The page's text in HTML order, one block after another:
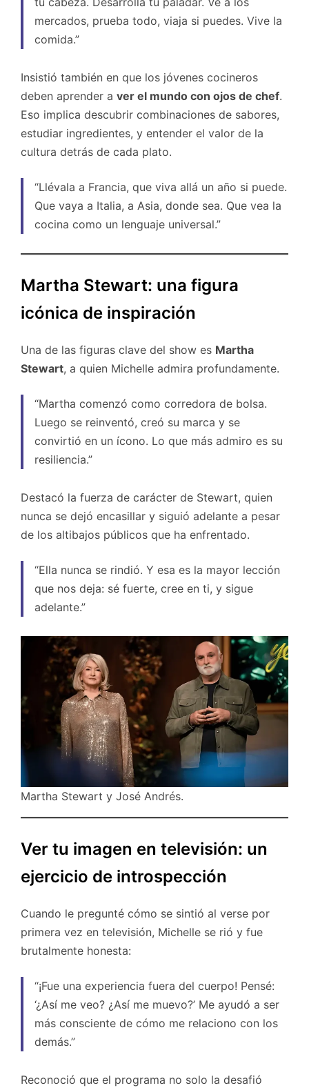
mercados, prueba todo, viaja si puedes. Vive la
comida.”
Insistió también en que los jóvenes cocineros
deben aprender a ver el mundo con ojos de chef.
Eso implica descubrir combinaciones de sabores,
estudiar ingredientes, y entender el valor de la
cultura detrás de cada plato.
“Llévala a Francia, que viva allá un año si puede.
Que vaya a Italia, a Asia, donde sea. Que vea la
cocina como un lenguaje universal.”
Martha Stewart: una figura
icónica de inspiración
Una de las figuras clave del show es Martha
Stewart, a quien Michelle admira profundamente.
“Martha comenzó como corredora de bolsa.
Luego se reinventó, creó su marca y se
convirtió en un ícono. Lo que más admiro es su
resiliencia.”
Destacó la fuerza de carácter de Stewart, quien
nunca se dejó encasillar y siguió adelante a pesar
de los altibajos públicos que ha enfrentado.
“Ella nunca se rindió. Y esa es la mayor lección
que nos deja: sé fuerte, cree en ti, y sigue
adelante.”
Martha Stewart y José Andrés.
Ver tu imagen en televisión: un
ejercicio de introspección
Cuando le pregunté cómo se sintió al verse por
primera vez en televisión, Michelle se rió y fue
brutalmente honesta:
“¡Fue una experiencia fuera del cuerpo! Pensé:
‘¿Así me veo? ¿Así me muevo?’ Me ayudó a ser
más consciente de cómo me relaciono con los
demás.”
Reconoció que el programa no solo la desafió